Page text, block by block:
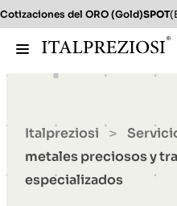
Cotizaciones del ORO (Gold)SPOT
Italpreziosi >
metales preciosos y
especializados